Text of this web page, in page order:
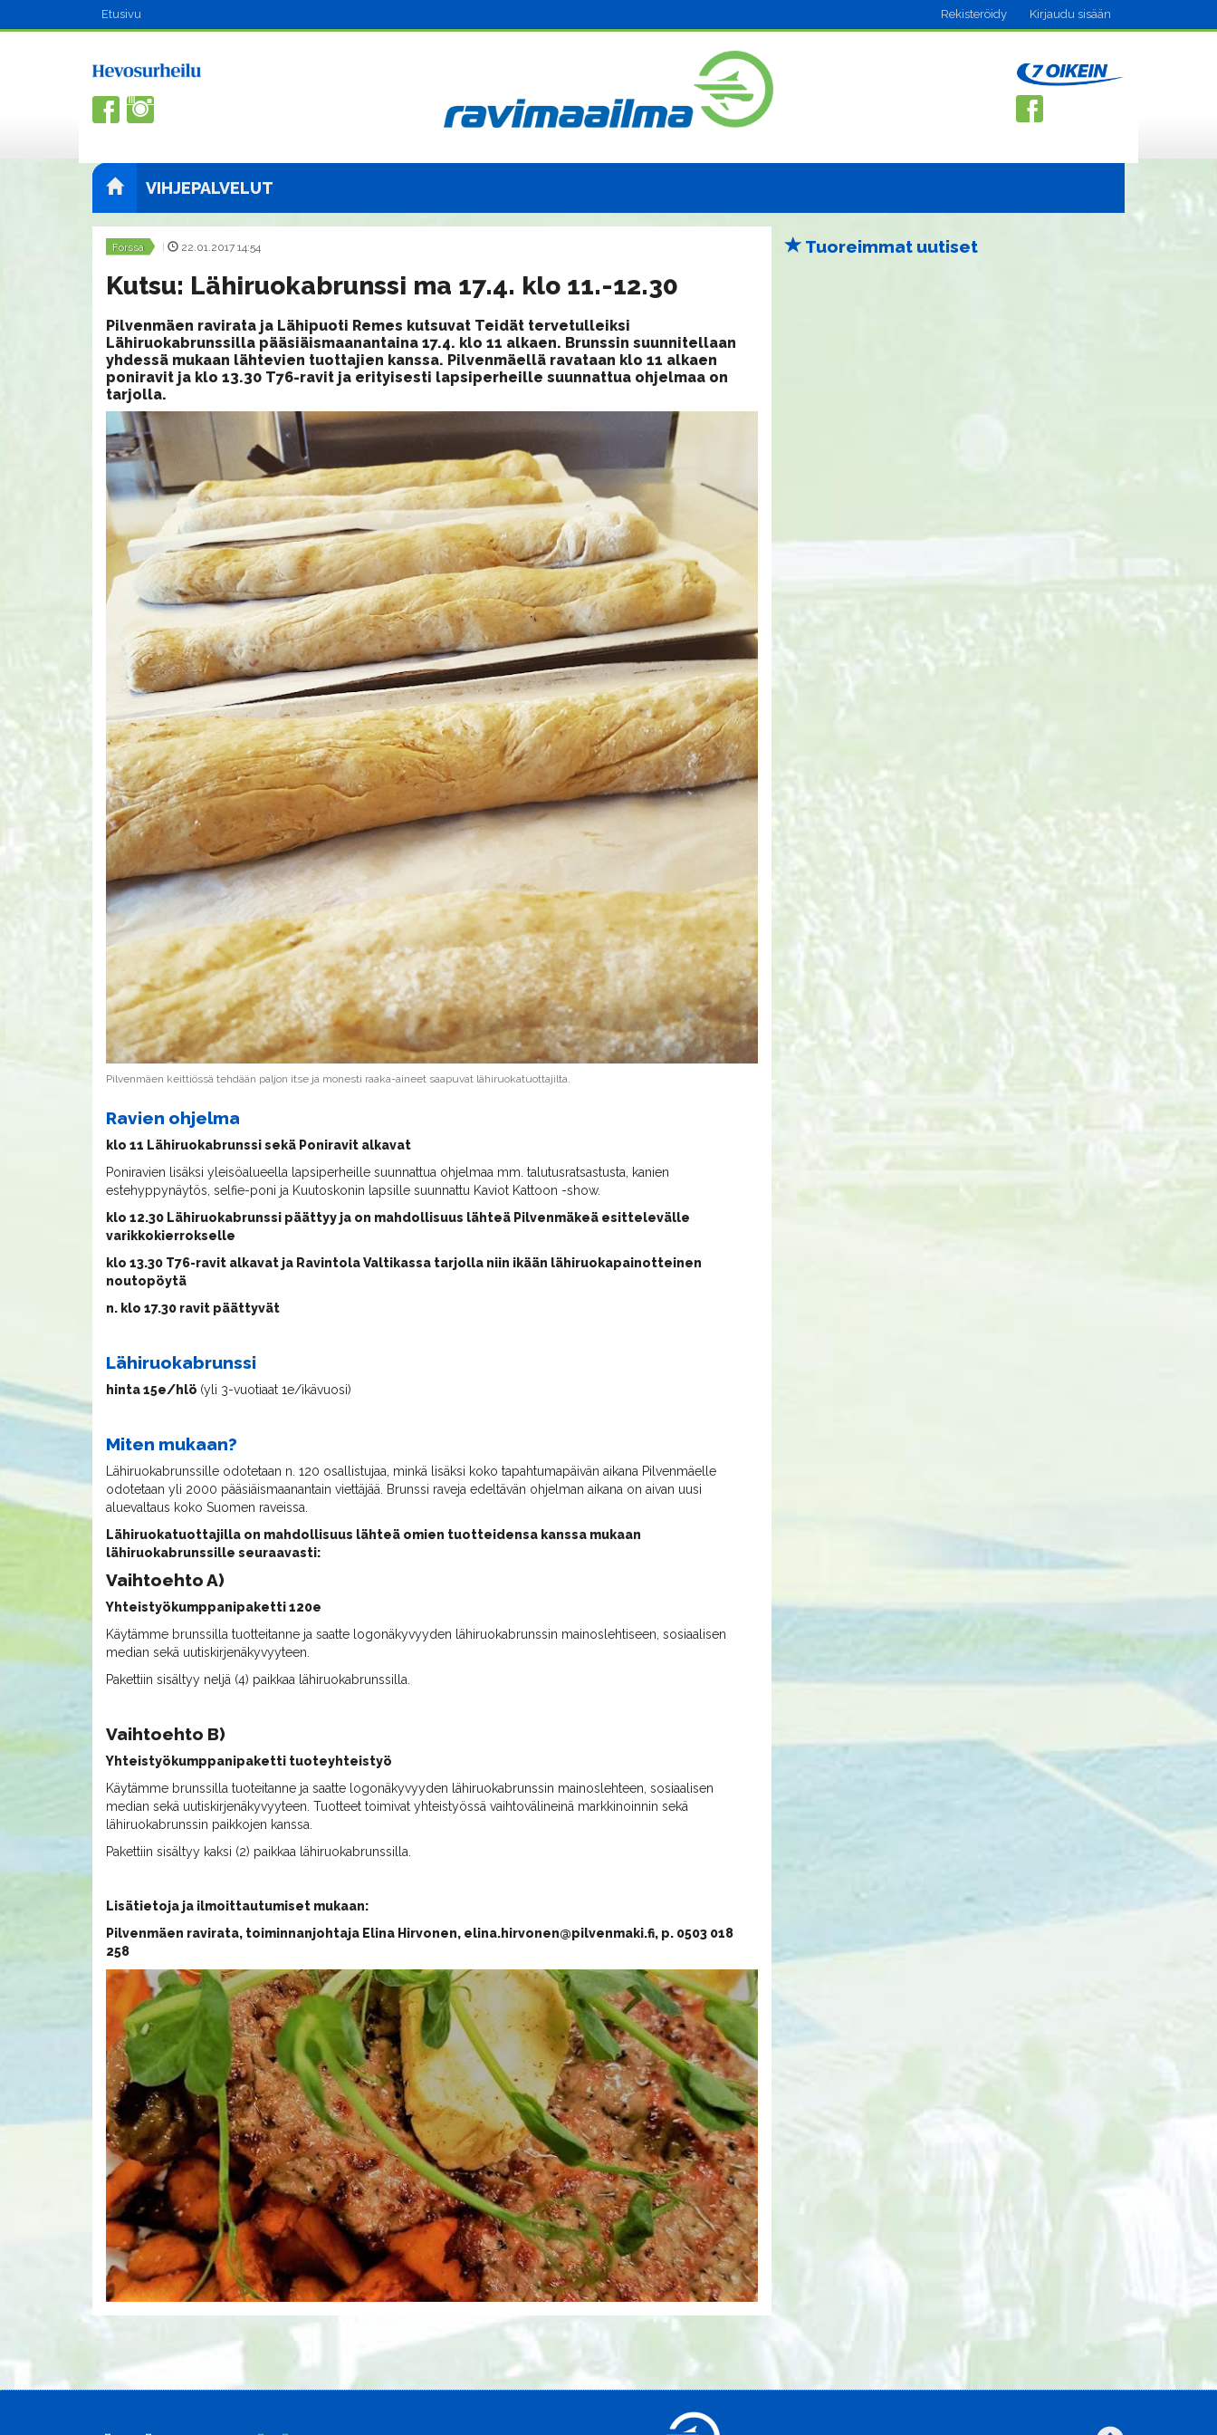
Etusivu Rekisteröidy Kirjaudu sisään
VIHJEPALVELUT
Forssa | 22.01.2017 14:54
Kutsu: Lähiruokabrunssi ma 17.4. klo 11.-12.30
Pilvenmäen ravirata ja Lähipuoti Remes kutsuvat Teidät tervetulleiksi
Lähiruokabrunssilla pääsiäismaanantaina 17.4. klo 11 alkaen. Brunssin suunnitellaan
yhdessä mukaan lähtevien tuottajien kanssa. Pilvenmäellä ravataan klo 11 alkaen
poniravit ja klo 13.30 T76-ravit ja erityisesti lapsiperheille suunnattua ohjelmaa on
tarjolla.
Pilvenmäen keittiössä tehdään paljon itse ja monesti raaka-aineet saapuvat lähiruokatuottajilta.
Ravien ohjelma
klo 11 Lähiruokabrunssi sekä Poniravit alkavat
Poniravien lisäksi yleisöalueella lapsiperheille suunnattua ohjelmaa mm. talutusratsastusta, kanien
estehyppynäytös, selfie-poni ja Kuutoskonin lapsille suunnattu Kaviot Kattoon -show.
klo 12.30 Lähiruokabrunssi päättyy ja on mahdollisuus lähteä Pilvenmäkeä esittelevälle
varikkokierrokselle
klo 13.30 T76-ravit alkavat ja Ravintola Valtikassa tarjolla niin ikään lähiruokapainotteinen
noutopöytä
n. klo 17.30 ravit päättyvät
Lähiruokabrunssi
hinta 15e/hlö (yli 3-vuotiaat 1e/ikävuosi)
Miten mukaan?
Lähiruokabrunssille odotetaan n. 120 osallistujaa, minkä lisäksi koko tapahtumapäivän aikana Pilvenmäelle
odotetaan yli 2000 pääsiäismaanantain viettäjää. Brunssi raveja edeltävän ohjelman aikana on aivan uusi
aluevaltaus koko Suomen raveissa.
Lähiruokatuottajilla on mahdollisuus lähteä omien tuotteidensa kanssa mukaan
lähiruokabrunssille seuraavasti:
Vaihtoehto A)
Yhteistyökumppanipaketti 120e
Käytämme brunssilla tuotteitanne ja saatte logonäkyvyyden lähiruokabrunssin mainoslehtiseen, sosiaalisen
median sekä uutiskirjenäkyvyyteen.
Pakettiin sisältyy neljä (4) paikkaa lähiruokabrunssilla.
Vaihtoehto B)
Yhteistyökumppanipaketti tuoteyhteistyö
Käytämme brunssilla tuoteitanne ja saatte logonäkyvyyden lähiruokabrunssin mainoslehteen, sosiaalisen
median sekä uutiskirjenäkyvyyteen. Tuotteet toimivat yhteistyössä vaihtovälineinä markkinoinnin sekä
lähiruokabrunssin paikkojen kanssa.
Pakettiin sisältyy kaksi (2) paikkaa lähiruokabrunssilla.
Lisätietoja ja ilmoittautumiset mukaan:
Pilvenmäen ravirata, toiminnanjohtaja Elina Hirvonen, elina.hirvonen@pilvenmaki.fi, p. 0503 018
258
Tuoreimmat uutiset